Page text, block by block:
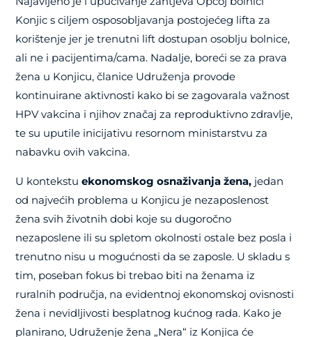
Konjic s ciljem osposobljavanja postojećeg lifta za
korištenje jer je trenutni lift dostupan osoblju bolnice,
ali ne i pacijentima/cama. Nadalje, boreći se za prava
žena u Konjicu, članice Udruženja provode
kontinuirane aktivnosti kako bi se zagovarala važnost
HPV vakcina i njihov značaj za reproduktivno zdravlje,
te su uputile inicijativu resornom ministarstvu za
nabavku ovih vakcina.
U kontekstuekonomskog osnaživanja žena, jedan
od najvećih problema u Konjicu je nezaposlenost
žena svih životnih dobi koje su dugoročno
nezaposlene ili su spletom okolnosti ostale bez posla i
trenutno nisu u mogućnosti da se zaposle. U skladu s
tim, poseban fokus bi trebao biti na ženama iz
ruralnih područja, na evidentnoj ekonomskoj ovisnosti
žena i nevidljivosti besplatnog kućnog rada. Kako je
planirano, Udruženje žena „Nera“ iz Konjica će